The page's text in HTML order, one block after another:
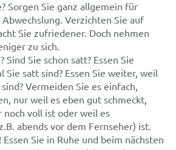
Sorgen Sie ganz allgemein für
Verzichten Sie auf
Sie zufriedener. Doch nehmen
zu sich.
Sind Sie schon satt? Essen Sie
Sie satt sind? Essen Sie weiter, weil
Vermeiden Sie es einfach,
nur weil es eben gut schmeckt,
noch voll ist oder weil es
abends vor dem Fernseher) ist.
Essen Sie in Ruhe und beim nächsten